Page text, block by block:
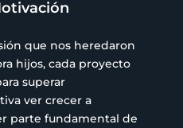
que nos heredaron
hijos, cada proyecto
superar
ver crecer a
parte fundamental de